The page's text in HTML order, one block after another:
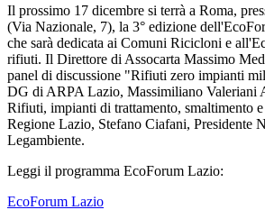
Il prossimo 17 dicembre si terrà a Roma,
(Via Nazionale, 7), la 3° edizione
che sarà dedicata ai Comuni Ricicloni e
rifiuti. Il Direttore di Assocarta Massimo
panel di discussione "Rifiuti zero impianti
DG di ARPA Lazio, Massimiliano Valeriani
Rifiuti, impianti di trattamento, smaltimento
Regione Lazio, Stefano Ciafani, Presidente
Legambiente.
Leggi il programma EcoForum Lazio:
EcoForum Lazio